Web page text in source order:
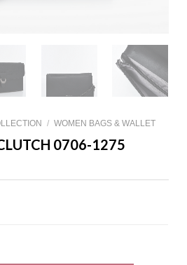
/ WOMEN BAGS & WALLET
0706-1275